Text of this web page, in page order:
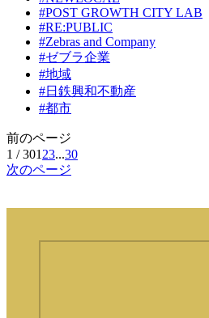
#POST GROWTH CITY LAB
#RE:PUBLIC
#Zebras and Company
#ゼブラ企業
#地域
#日鉄興和不動産
#都市
前のページ
1 / 301 23...30
次のページ